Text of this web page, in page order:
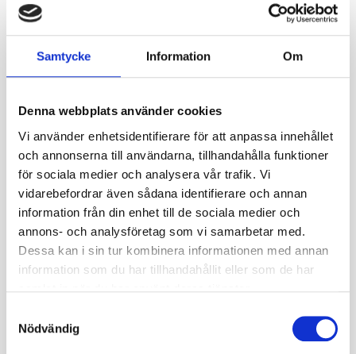
Samtycke Information Om
Denna webbplats använder cookies
Vi använder enhetsidentifierare för att anpassa innehållet
och annonserna till användarna, tillhandahålla funktioner
för sociala medier och analysera vår trafik. Vi
vidarebefordrar även sådana identifierare och annan
information från din enhet till de sociala medier och
annons- och analysföretag som vi samarbetar med.
Dessa kan i sin tur kombinera informationen med annan
information som du har tillhandahållit eller som de har
Nödvändig
erbjuder exceptionell styrka i en modern design som sticker
ut.En av marknadens starkaste atv / utv-fälgar som gjorts
förstärkta inre fälgband.ATV-Fälg som passar bl a Can am ATV
/ UTV.
Unik billiknande centerdesign
Livstids strukturell garanti
Däckventil och centrumkåpa ingår
OBS, Hjulmuttrar medföljer EJ!
Detta beställs under kategorin tillbehör.
Specifikationer
Fabrikat
ITP
Nettovikt kg
9